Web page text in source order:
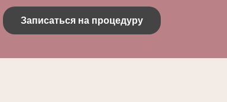
Записаться на процедуру